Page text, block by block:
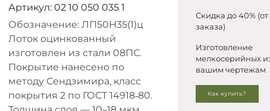
Артикул: 02 10 050 035 1
Обозначение: ЛП50Н35(1)ц
Лоток оцинкованный
изготовлен из стали 08ПС.
Покрытие нанесено по
методу Сендзимира, класс
покрытия 2 по ГОСТ 14918‑80.
Скидка до 40%
заказа)
Изготовление
мелкосерийных
вашим чертежам
Как купить?
цены